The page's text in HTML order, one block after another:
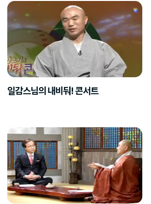
일감스님의 내비둬! 콘서트